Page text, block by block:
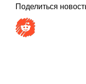
Поделиться